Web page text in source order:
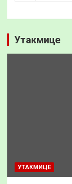
Утакмице
УТАКМИЦЕ